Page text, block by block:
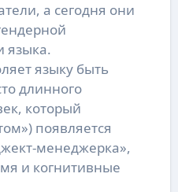
а сегодня они
языка.
языку быть
длинного
который
появляется
менеджерка»,
и когнитивные